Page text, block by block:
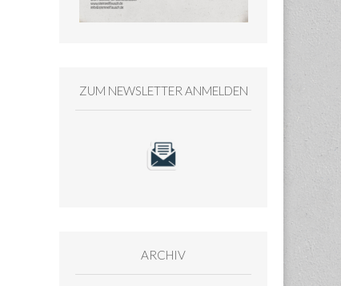
ZUM NEWSLETTER ANMELDEN
ARCHIV